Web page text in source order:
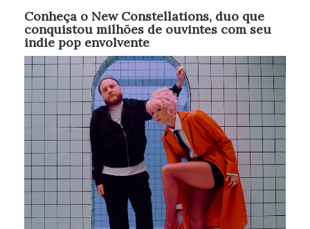
Conheça o New Constellations, duo que
conquistou milhões de ouvintes com seu
indie pop envolvente